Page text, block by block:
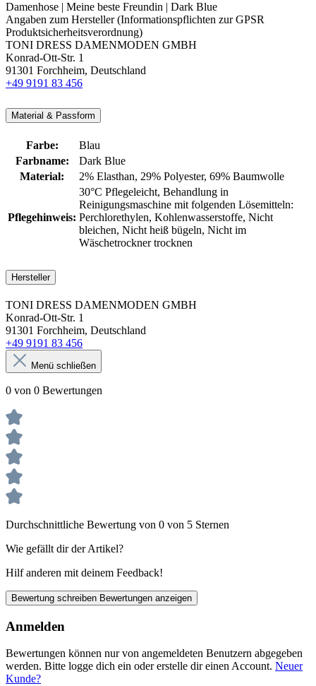
Damenhose | Meine beste Freundin | Dark Blue
Angaben zum Hersteller (Informationspflichten zur GPSR
Produktsicherheitsverordnung)
TONI DRESS DAMENMODEN GMBH
Konrad-Ott-Str. 1
91301 Forchheim, Deutschland
+49 9191 83 456
Material & Passform
Farbe:
Blau
Farbname:
Dark Blue
Material:
2% Elasthan, 29% Polyester, 69% Baumwolle
Pflegehinweis:
30°C Pflegeleicht, Behandlung in
Reinigungsmaschine mit folgenden Lösemitteln:
Perchlorethylen, Kohlenwasserstoffe, Nicht
bleichen, Nicht heiß bügeln, Nicht im
Wäschetrockner trocknen
Hersteller
TONI DRESS DAMENMODEN GMBH
Konrad-Ott-Str. 1
91301 Forchheim, Deutschland
+49 9191 83 456
Menü schließen
0 von 0 Bewertungen
Durchschnittliche Bewertung von 0 von 5 Sternen
Wie gefällt dir der Artikel?
Hilf anderen mit deinem Feedback!
Bewertung schreiben Bewertungen anzeigen
Anmelden
Bewertungen können nur von angemeldeten Benutzern abgegeben
werden. Bitte logge dich ein oder erstelle dir einen Account. Neuer
Kunde?